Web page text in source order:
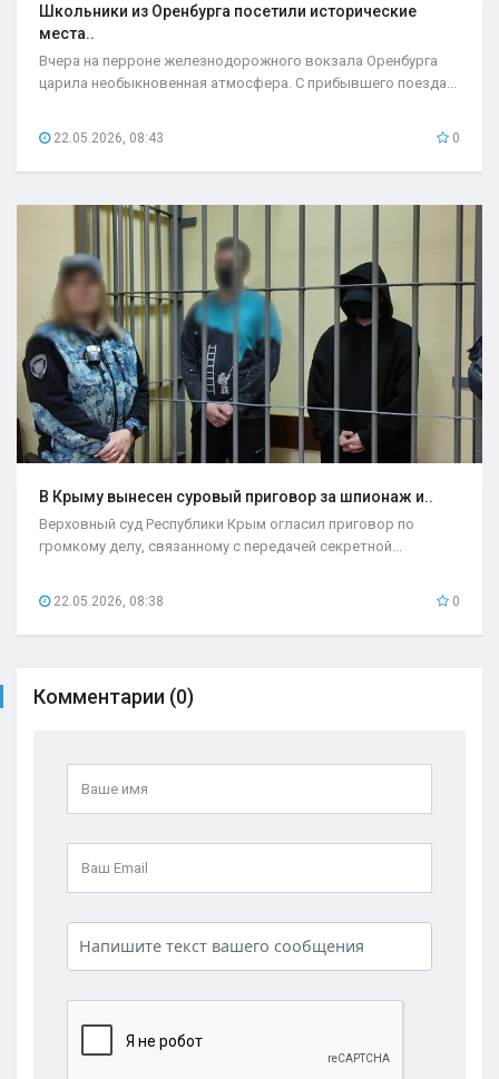
Школьники из Оренбурга посетили исторические
места..
Вчера на перроне железнодорожного вокзала Оренбурга
царила необыкновенная атмосфера. С прибывшего поезда...
22.05.2026, 08:43 0
В Крыму вынесен суровый приговор за шпионаж и..
Верховный суд Республики Крым огласил приговор по
громкому делу, связанному с передачей секретной...
22.05.2026, 08:38 0
Комментарии (0)